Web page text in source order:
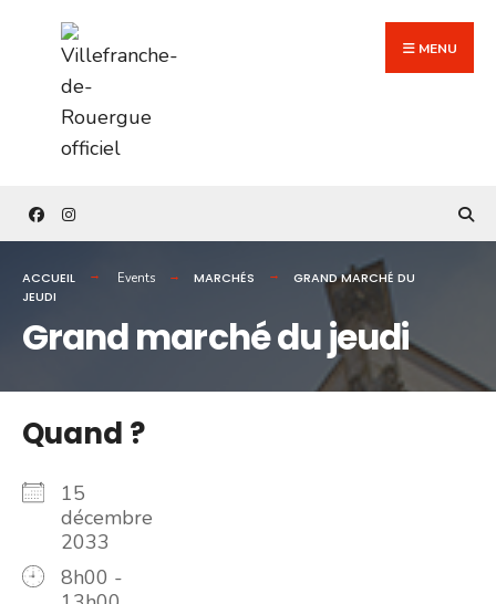
content
MENU
ACCUEIL Events MARCHÉS
GRAND MARCHÉ DU
JEUDI
Grand marché du jeudi
Quand ?
15
décembre
2033
8h00 -
for: